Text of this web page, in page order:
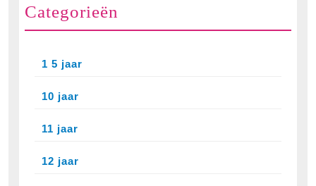
Categorieën
1 5 jaar
10 jaar
11 jaar
12 jaar